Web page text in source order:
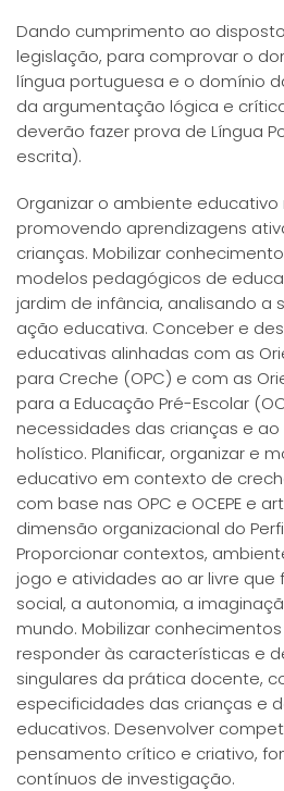
Dando cumprimento ao disposto
legislação, para comprovar o
língua portuguesa e o domínio
da argumentação lógica e
deverão fazer prova de Língua
escrita).
Organizar o ambiente
promovendo aprendizagens
crianças. Mobilizar
modelos pedagógicos de
jardim de infância, analisando a
ação educativa. Conceber e
educativas alinhadas com as
para Creche (OPC) e com as
para a Educação Pré-Escolar
necessidades das crianças e
holístico. Planificar, organizar e
educativo em contexto de
com base nas OPC e OCEPE e
dimensão organizacional do
Proporcionar contextos,
jogo e atividades ao ar livre
social, a autonomia, a
mundo. Mobilizar
responder às características e
singulares da prática docente,
especificidades das crianças e
educativos. Desenvolver
pensamento crítico e criativo,
contínuos de investigação.